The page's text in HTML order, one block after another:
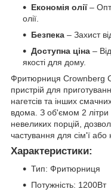
Економія олії–
олії.
Безпека – Захист
Доступна ціна –
якості для дому.
Фритюрниця Crownberg
пристрій для
нагетсів та інших
вдома. З об'ємом 2 літри
невеликих порцій,
частування для сім'ї або
Характеристики:
Тип: Фритюрниця
Потужність: 1200Вт